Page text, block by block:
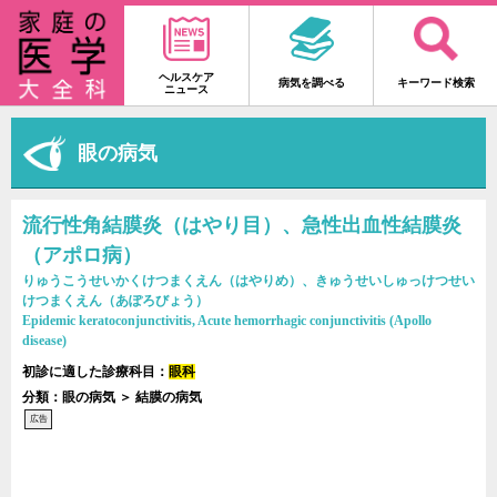
ヘルスケア
ニュース
病気を調べる キーワード検索
眼の病気
流行性角結膜炎（はやり目）、急性出血性結膜炎
（アポロ病）
りゅうこうせいかくけつまくえん（はやりめ）、きゅうせいしゅっけつせい
けつまくえん（あぽろびょう）
Epidemic keratoconjunctivitis, Acute hemorrhagic conjunctivitis (Apollo
disease)
初診に適した診療科目： 眼科
分類：眼の病気 ＞ 結膜の病気
広告